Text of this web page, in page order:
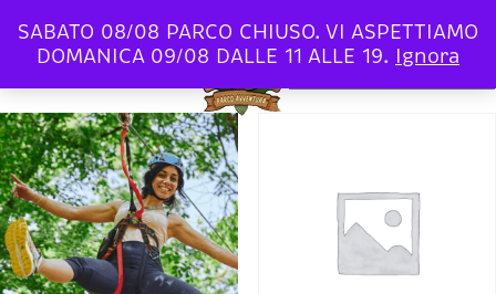
Parco
Avventura
Cavaioni
Untitled
SABATO 08/08 PARCO CHIUSO. VI ASPETTIAMO
DOMANICA 09/08 DALLE 11 ALLE 19. Ignora